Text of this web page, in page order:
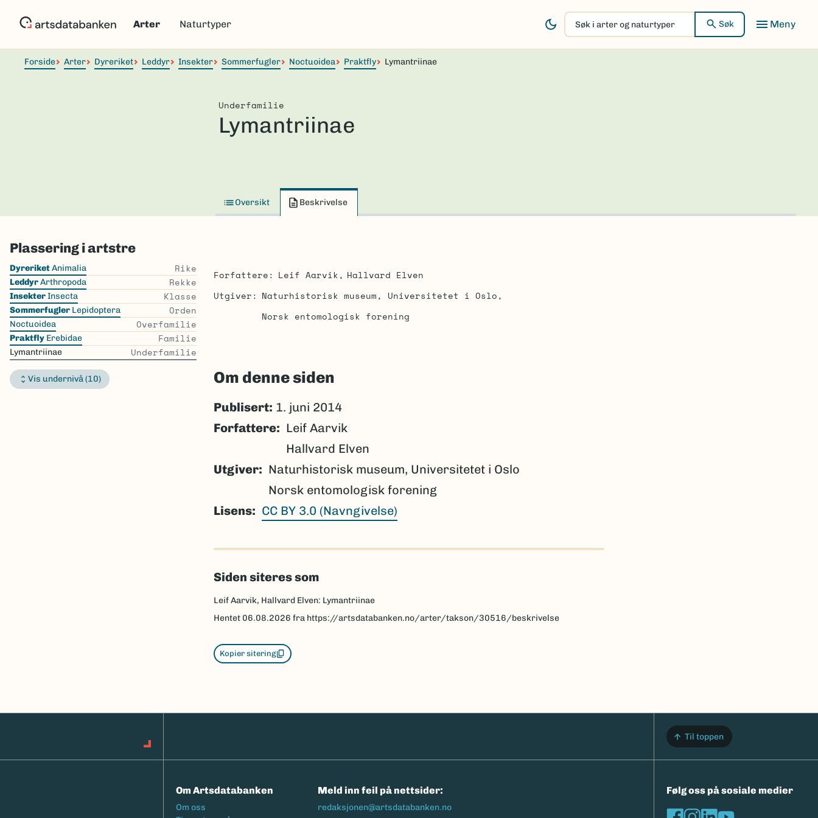
Arter Naturtyper
Søk
i
arter
Søk
Forside Arter Dyreriket Leddyr Insekter Sommerfugler Noctuoidea Praktfly Lymantriinae
Underfamilie
Lymantriinae
Oversikt Beskrivelse
Plassering i artstre
Skip
the
list
DyreriketAnimalia Rike
LeddyrArthropoda Rekke
InsekterInsecta Klasse
Sommerfugler Lepidoptera Orden
Noctuoidea Overfamilie
Praktfly Erebidae Familie
Lymantriinae Underfamilie
Vis undernivå (10)
Forfattere Leif Aarvik
Hallvard Elven
Utgiver
Naturhistorisk museum, Universitetet i Oslo
Norsk entomologisk forening
Om denne siden
Publisert: 1. juni 2014
Forfattere
Leif Aarvik
Hallvard Elven
Utgiver
Naturhistorisk museum, Universitetet i Oslo
Norsk entomologisk forening
Lisens
CC BY 3.0 (Navngivelse)
Siden siteres som
Leif Aarvik, Hallvard Elven: Lymantriinae
Hentet 06.08.2026 fra https://artsdatabanken.no/arter/takson/30516/beskrivelse
Kopier sitering
Til toppen
Om Artsdatabanken
Footermeny
Om oss
Meld inn feil på nettsider:
redaksjonen@artsdatabanken.no
Følg oss på sosiale medier